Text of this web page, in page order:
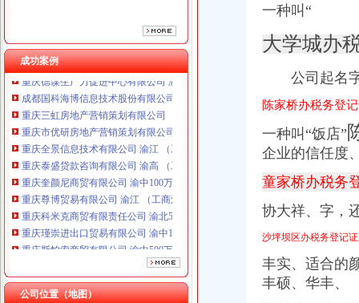
成功案例
重庆德谋生产力促进中心有限公司 渝大10万 （工商注册）
成都国科海博信息技术股份有限公司重庆分公司 渝江 （工商注册）
重庆三虹房地产营销策划有限公司
重庆市优研房地产营销策划有限公司
公司位置（地图）
一种叫“
大学城办
公司起名字
陈家桥办税务登
一种叫“饭店”
企业的信任度
童家桥办税务
协大祥、字，
沙坪坝区办税务登记
丰实、适合的
丰硕、华丰